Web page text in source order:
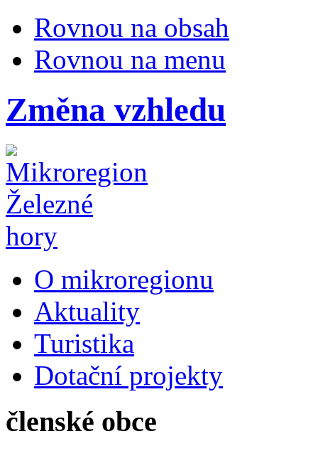
Rovnou na obsah
Rovnou na menu
Změna vzhledu
O mikroregionu
Aktuality
Turistika
Dotační projekty
členské obce